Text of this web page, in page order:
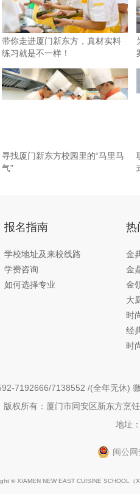
带你走进厦门新东方，真材实料
练习就是不一样！
寻找厦门新东方校园里的“马里马
气”
报名指南
学校地址及来校线路
学费咨询
如何选择专业
热
金
金
金
大
时
经
时
7192666/7138552 /(全年无休)
版权所有：厦门市同安区新东方烹
地址
闽公
© XIAMEN NEW EAST CUISINE SCHOOL（